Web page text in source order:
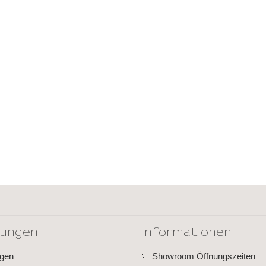
Informationen
Showroom Öffnungszeiten